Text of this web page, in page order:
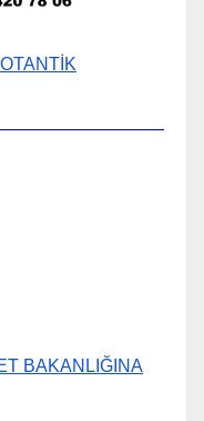
BAKANLIĞINA